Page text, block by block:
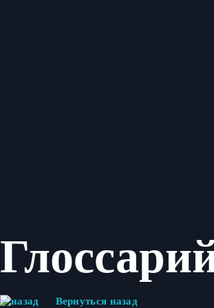
Вернуться назад